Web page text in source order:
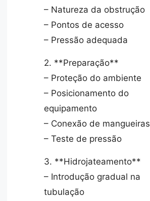
– Natureza da obstrução
– Pontos de acesso
– Pressão adequada
2. **Preparação**
– Proteção do ambiente
– Posicionamento do
equipamento
– Conexão de mangueiras
– Teste de pressão
3. **Hidrojateamento**
– Introdução gradual na
tubulação